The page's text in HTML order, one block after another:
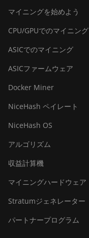
マイニングを始めよう
CPU/GPUでのマイニング
ASICでのマイニング
ASICファームウェア
Docker Miner
NiceHash ペイレート
NiceHash OS
アルゴリズム
収益計算機
マイニングハードウェア
Stratumジェネレーター
パートナープログラム